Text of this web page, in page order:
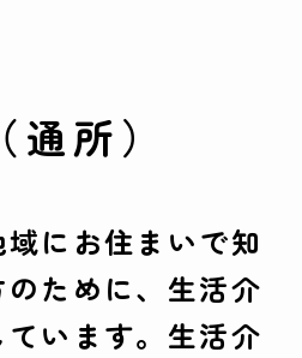
所）
にお住まいで知
ために、生活介
います。生活介